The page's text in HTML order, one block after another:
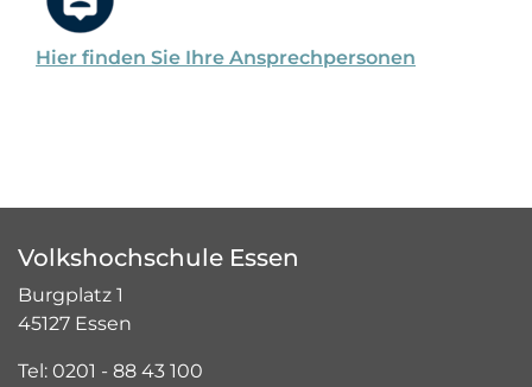
Hier finden Sie Ihre Ansprechpersonen
Volkshochschule Essen
Burgplatz 1
45127 Essen
Tel: 0201 - 88 43 100